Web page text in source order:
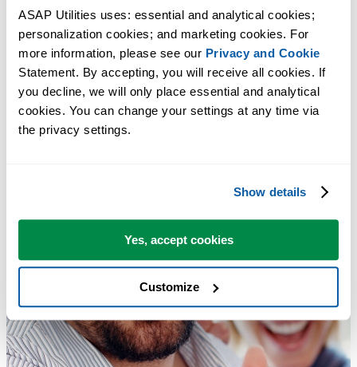
ASAP Utilities uses: essential and analytical cookies;
personalization cookies; and marketing cookies. For
more information, please see our Privacy and Cookie
Statement. By accepting, you will receive all cookies. If
you decline, we will only place essential and analytical
cookies. You can change your settings at any time via
the privacy settings.
Show details
Yes, accept cookies
Customize